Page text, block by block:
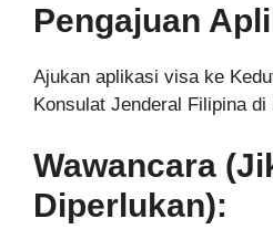
Pengajuan
Ajukan aplikasi visa ke
Konsulat Jenderal Filipina di
Wawancara
Diperlukan):